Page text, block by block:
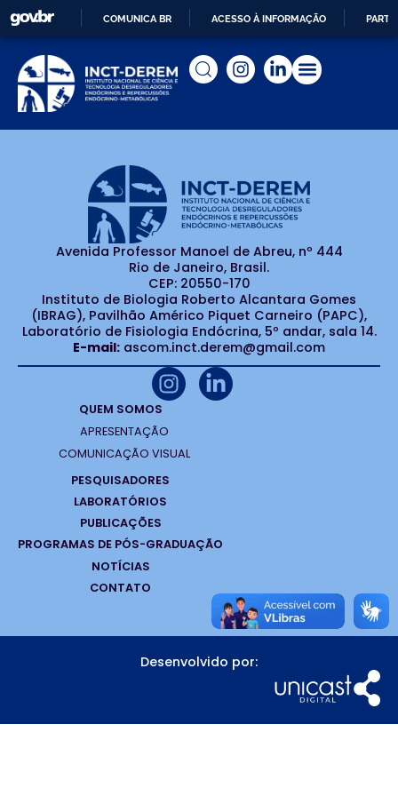
PARA
COMUNICA BR ACESSO À INFORMAÇÃO
Avenida Professor Manoel de Abreu, nº 444
Rio de Janeiro, Brasil.
CEP: 20550-170
Instituto de Biologia Roberto Alcantara Gomes
(IBRAG), Pavilhão Américo Piquet Carneiro (PAPC),
Laboratório de Fisiologia Endócrina, 5º andar, sala 14.
E-mail: ascom.inct.derem@gmail.com
QUEM SOMOS
APRESENTAÇÃO
COMUNICAÇÃO VISUAL
PESQUISADORES
LABORATÓRIOS
PUBLICAÇÕES
PROGRAMAS DE PÓS-GRADUAÇÃO
NOTÍCIAS
CONTATO
Desenvolvido por: